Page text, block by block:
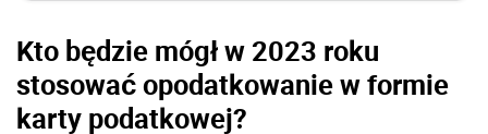
Kto będzie mógł w 2023 roku
stosować opodatkowanie w formie
karty podatkowej?